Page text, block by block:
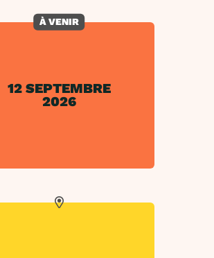
À VENIR
12 SEPTEMBRE
2026